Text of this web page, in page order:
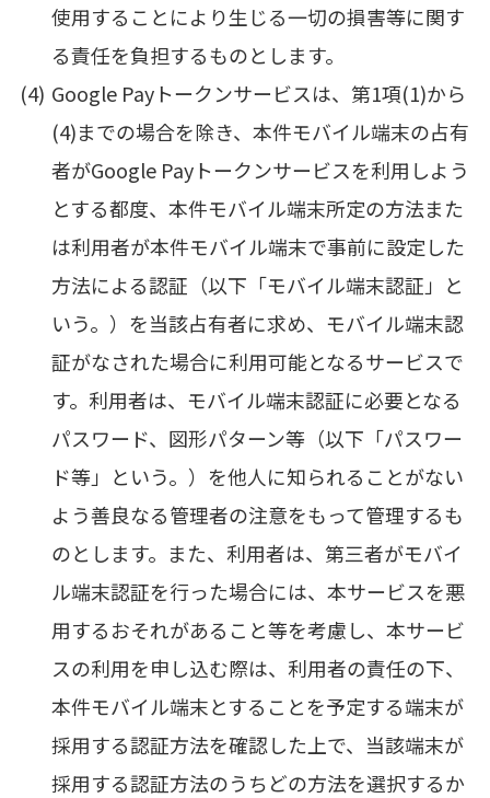
使用することにより生じる一切の損害等に関す
る責任を負担するものとします。
Google Payトークンサービスは、第1項(1)から
(4)までの場合を除き、本件モバイル端末の占有
者がGoogle Payトークンサービスを利用しよう
とする都度、本件モバイル端末所定の方法また
は利用者が本件モバイル端末で事前に設定した
方法による認証（以下「モバイル端末認証」と
いう。）を当該占有者に求め、モバイル端末認
証がなされた場合に利用可能となるサービスで
す。利用者は、モバイル端末認証に必要となる
パスワード、図形パターン等（以下「パスワー
ド等」という。）を他人に知られることがない
よう善良なる管理者の注意をもって管理するも
のとします。また、利用者は、第三者がモバイ
ル端末認証を行った場合には、本サービスを悪
用するおそれがあること等を考慮し、本サービ
スの利用を申し込む際は、利用者の責任の下、
本件モバイル端末とすることを予定する端末が
採用する認証方法を確認した上で、当該端末が
採用する認証方法のうちどの方法を選択するか